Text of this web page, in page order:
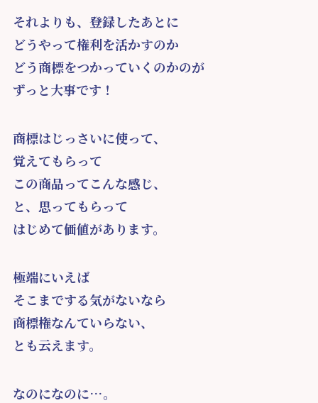
それよりも、登録したあとに
どうやって権利を活かすのか
どう商標をつかっていくのかのが
ずっと大事です！
商標はじっさいに使って、
覚えてもらって
この商品ってこんな感じ、
と、思ってもらって
はじめて価値があります。
極端にいえば
そこまでする気がないなら
商標権なんていらない、
とも云えます。
なのになのに…。